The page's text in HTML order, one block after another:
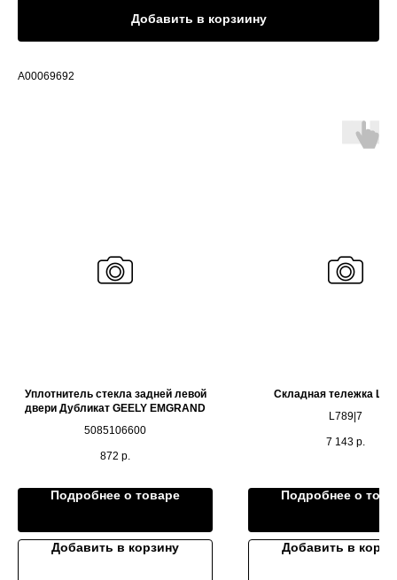
Добавить в корзиину
A00069692
Уплотнитель стекла задней левой
двери Дубликат GEELY EMGRAND
5085106600
872 р.
Подробнее о товаре
Добавить в корзину
Складная тележка
L789|7
7 143 р.
Подробнее о
Добавить в